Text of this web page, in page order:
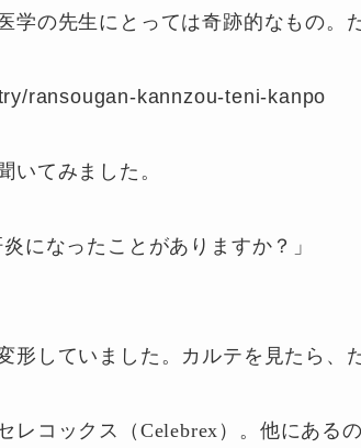
学の先生にとっては奇跡的なもの。
ransougan-kannzou-teni-kanpo
いてみました。
になったことがありますか？」
形していました。カルテを見たら、
レコックス（ Celebrex） 。他にある